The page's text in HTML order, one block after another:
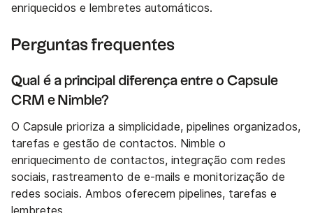
enriquecidos e lembretes automáticos.
Perguntas frequentes
Qual é a principal diferença entre o Capsule
CRM e Nimble?
O Capsule prioriza a simplicidade, pipelines organizados,
tarefas e gestão de contactos. Nimble o
enriquecimento de contactos, integração com redes
sociais, rastreamento de e-mails e monitorização de
redes sociais. Ambos oferecem pipelines, tarefas e
lembretes.